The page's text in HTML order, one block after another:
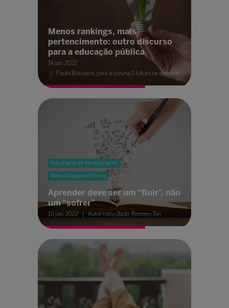
Menos rankings, mais
pertencimento: outro discurso
para a educação pública
14 jan. 2022
Paulo Blikstein, para a coluna O futuro se aprende
Estratégias de Aprendizagem
Metodologias de Ensino
Aprender deve ser um “fluir”, não
um “sofrer”
10 jan. 2022 Autor convidado: Romero Tori